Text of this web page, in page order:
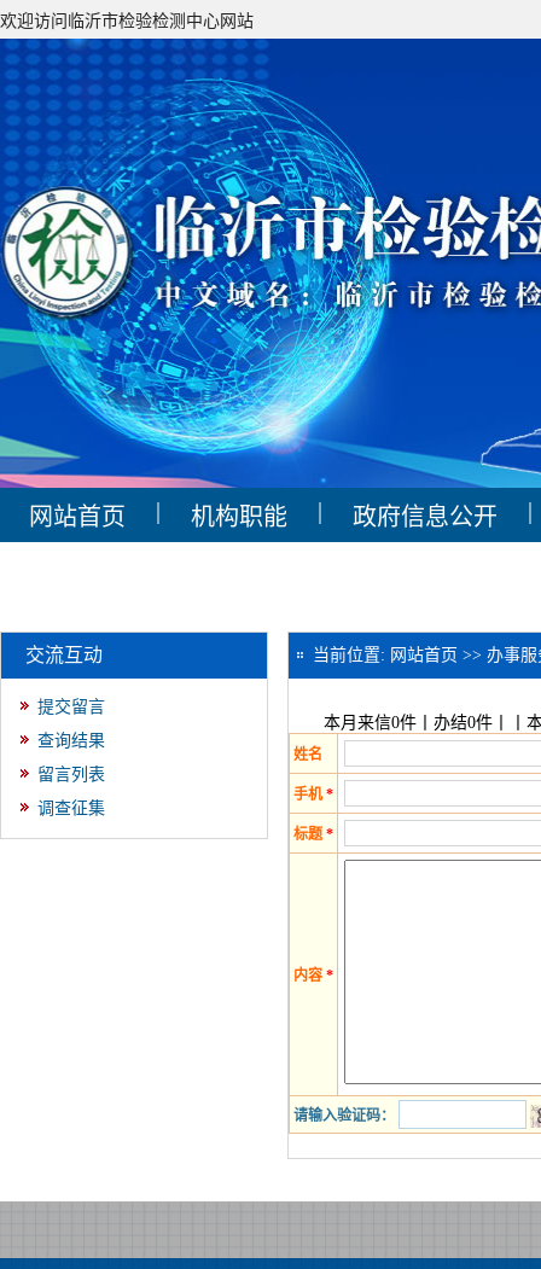
欢迎访问临沂市检验检测中心网站
网站首页 | 机构职能 | 政府信息公开 |
交流互动
提交留言
查询结果
留言列表
调查征集
当前位置: 网站首页 >> 办事服
本月来信0件丨办结0件丨丨
姓名
手机*
标题 *
内容 *
请输入验证码：